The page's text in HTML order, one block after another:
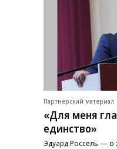
Партнерский материал
«Для меня
единство»
Эдуард Россель — о